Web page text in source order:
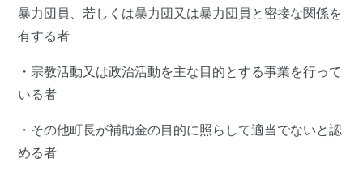
暴力団員、若しくは暴力団又は暴力団員と密接な関係を
有する者
・宗教活動又は政治活動を主な目的とする事業を行って
いる者
・その他町長が補助金の目的に照らして適当でないと認
める者